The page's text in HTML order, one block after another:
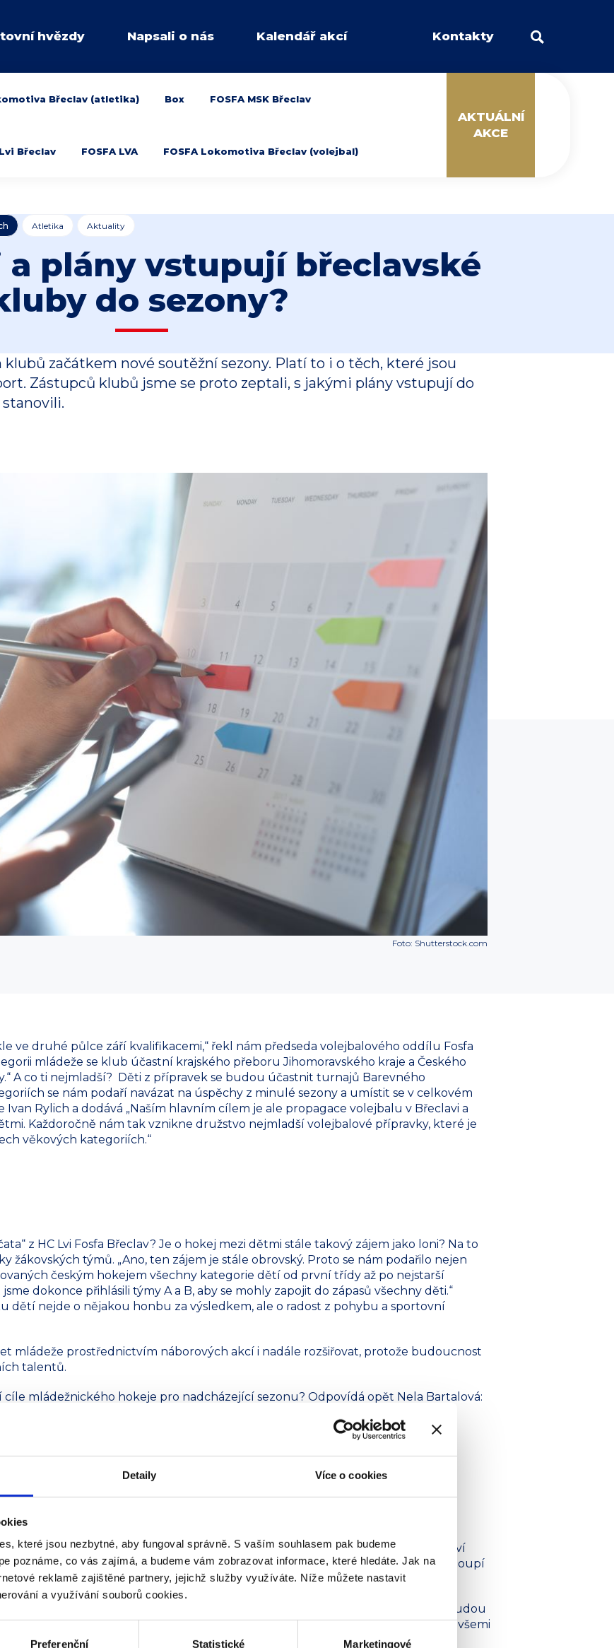
Detaily Více o cookies
které jsou nezbytné, aby fungoval správně. S vaším souhlasem pak budeme
poznáme, co vás zajímá, a budeme vám zobrazovat informace, které hledáte. Jak na
reklamě zajištěné partnery, jejichž služby využíváte. Níže můžete nastavit
a využívání souborů cookies.
Preferenční Statistické Marketingové
hvězdy Napsali o nás Kalendář akcí Kontakty
Břeclav (atletika) Box FOSFA MSK Břeclav
Břeclav FOSFA LVA FOSFA Lokomotiva Břeclav (volejbal)
AKTUÁLNÍ
AKCE
Atletika Aktuality
plány vstupují břeclavské
do sezony?
začátkem nové soutěžní sezony. Platí to i o těch, které jsou
Zástupců klubů jsme se proto zeptali, s jakými plány vstupují do
stanovili.
Foto: Shutterstock.com
ve druhé půlce září kvalifikacemi,“ řekl nám předseda volejbalového oddílu Fosfa
mládeže se klub účastní krajského přeboru Jihomoravského kraje a Českého
A co ti nejmladší? Děti z přípravek se budou účastnit turnajů Barevného
se nám podaří navázat na úspěchy z minulé sezony a umístit se v celkovém
Rylich a dodává „Naším hlavním cílem je ale propagace volejbalu v Břeclavi a
Každoročně nám tak vznikne družstvo nejmladší volejbalové přípravky, které je
věkových kategoriích.“
z HC Lvi Fosfa Břeclav? Je o hokej mezi dětmi stále takový zájem jako loni? Na to
žákovských týmů. „Ano, ten zájem je stále obrovský. Proto se nám podařilo nejen
českým hokejem všechny kategorie dětí od první třídy až po nejstarší
dokonce přihlásili týmy A a B, aby se mohly zapojit do zápasů všechny děti.“
dětí nejde o nějakou honbu za výsledkem, ale o radost z pohybu a sportovní
mládeže prostřednictvím náborových akcí i nadále rozšiřovat, protože budoucnost
talentů.
mládežnického hokeje pro nadcházející sezonu? Odpovídá opět Nela Bartalová:
kvalitní první lize, dále postoupit s ‚deváťáky‘ do extraligy 9. tříd a, což je
s naší juniorkou do extraligy juniorů.“
se týče nových členů. Totéž se týká i mladých fotbalistů v klubu FOSFA MSK
svoji základnu o další dva týmy, U15-B a přípravku U11-B, zároveň přibyli i noví
předseda klubu. „Podařilo se nám také zkompletovat dívčí tým, který letos nastoupí
že se břeclavští fotbalisté udrželi ve všech soutěžích, takže dorostenci nadále budou
v krajských přeborech. „Budeme se samozřejmě snažit v letošní sezoně se všemi
v činnosti klubu jsou pak fotbalové kroužky, které se budou konat jak na